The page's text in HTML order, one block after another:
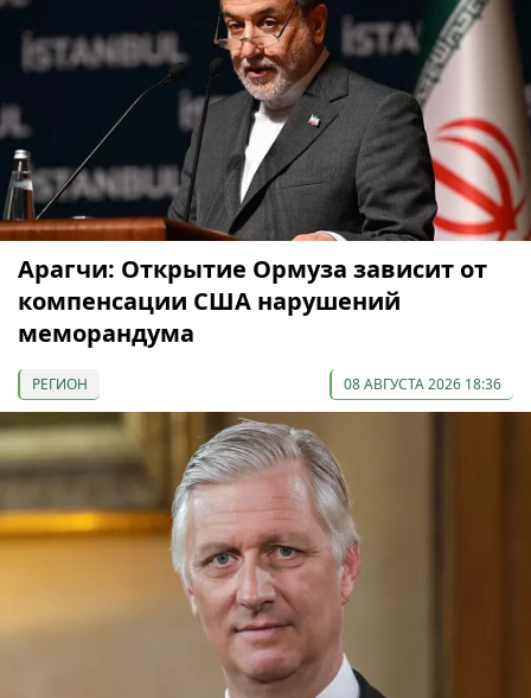
Арагчи: Открытие Ормуза зависит от
компенсации США нарушений
меморандума
РЕГИОН 08 АВГУСТА 2026 18:36